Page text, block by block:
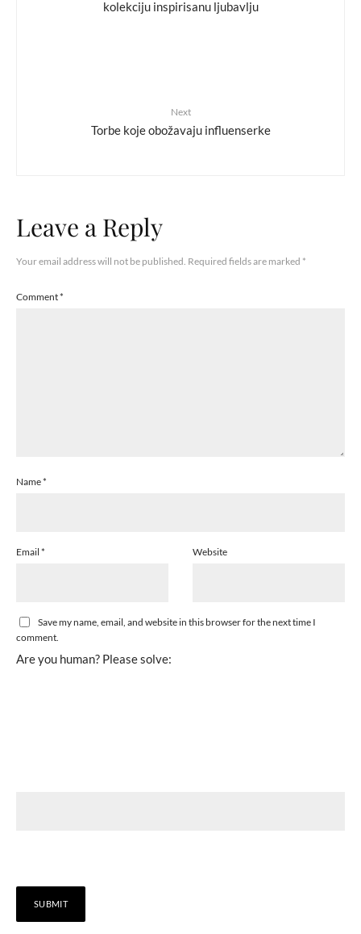
kolekciju inspirisanu ljubavlju
Next
Torbe koje obožavaju influenserke
Leave a Reply
Your email address will not be published. Required fields are marked *
Comment*
Name*
Email * Website
Save my name, email, and website in this browser for the next time I
comment.
Are you human? Please solve: